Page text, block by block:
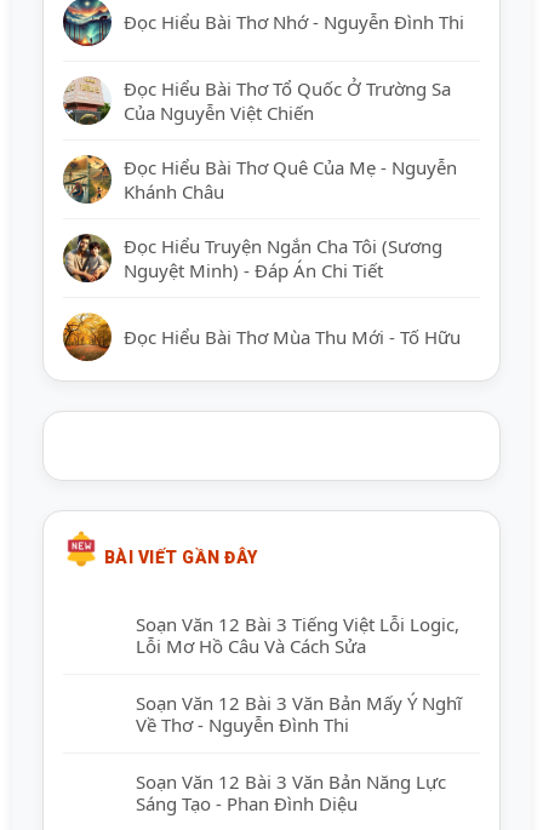
Đọc Hiểu Bài Thơ Nhớ - Nguyễn Đình Thi
Đọc Hiểu Bài Thơ Tổ Quốc Ở Trường Sa
Của Nguyễn Việt Chiến
Đọc Hiểu Bài Thơ Quê Của Mẹ - Nguyễn
Khánh Châu
Đọc Hiểu Truyện Ngắn Cha Tôi (Sương
Nguyệt Minh) - Đáp Án Chi Tiết
Đọc Hiểu Bài Thơ Mùa Thu Mới - Tố Hữu
BÀI VIẾT GẦN ĐÂY
Soạn Văn 12 Bài 3 Tiếng Việt Lỗi Logic,
Lỗi Mơ Hồ Câu Và Cách Sửa
Soạn Văn 12 Bài 3 Văn Bản Mấy Ý Nghĩ
Về Thơ - Nguyễn Đình Thi
Soạn Văn 12 Bài 3 Văn Bản Năng Lực
Sáng Tạo - Phan Đình Diệu